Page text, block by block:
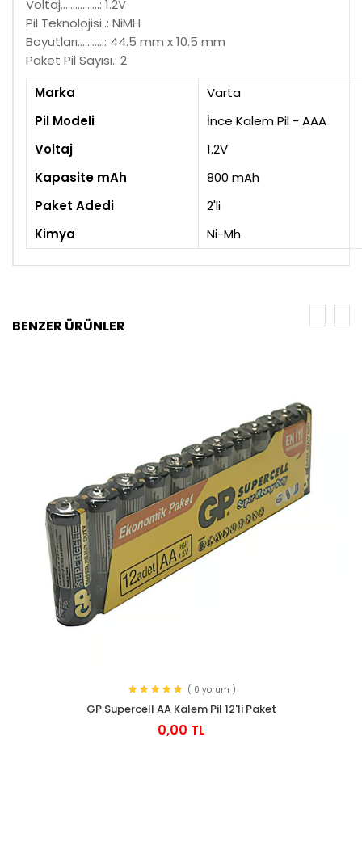
Voltaj................: 1.2V
Pil Teknolojisi..: NiMH
Boyutları...........: 44.5 mm x 10.5 mm
Paket Pil Sayısı.: 2
Marka
Varta
Pil Modeli
İnce Kalem Pil - AAA
Voltaj
1.2V
Kapasite mAh
800 mAh
Paket Adedi
2'li
Kimya
Ni-Mh
BENZER ÜRÜNLER
( 0 yorum )
GP Supercell AA Kalem Pil 12'li Paket
0,00 TL